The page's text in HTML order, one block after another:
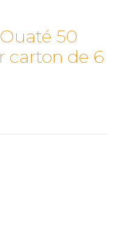
50
carton de 6